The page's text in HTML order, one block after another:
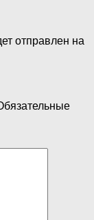
отправлен на